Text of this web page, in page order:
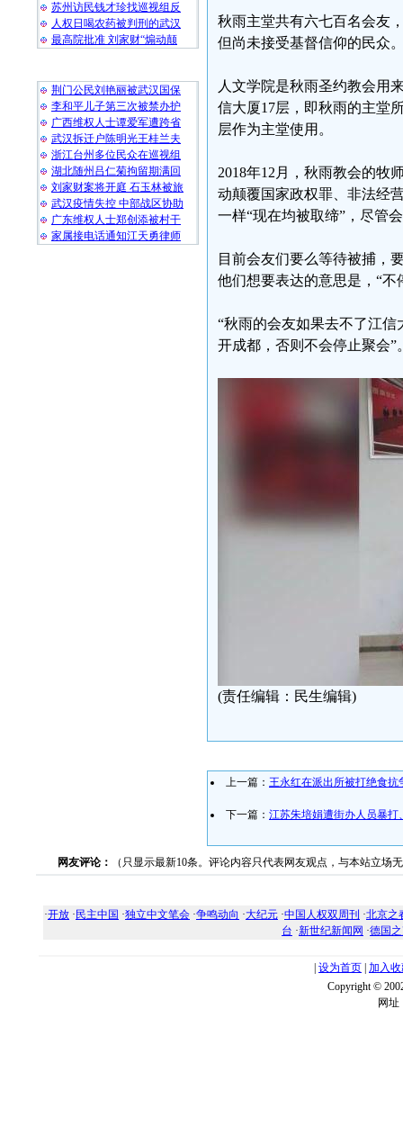
苏州访民钱才珍找巡视组反
人权日喝农药被判刑的武汉
最高院批准 刘家财“煽动颠
荆门公民刘艳丽被武汉国保
李和平儿子第三次被禁办护
广西维权人士谭爱军遭跨省
武汉拆迁户陈明光王桂兰夫
浙江台州多位民众在巡视组
湖北随州吕仁菊拘留期满回
刘家财案将开庭 石玉林被旅
武汉疫情失控 中部战区协助
广东维权人士郑创添被村干
家属接电话通知江天勇律师
秋雨主堂共有六七百名会友
但尚未接受基督信仰的民众
人文学院是秋雨圣约教会用
信大厦17层，即秋雨的主堂
层作为主堂使用。
2018年12月，秋雨教会的牧
动颠覆国家政权罪、非法经
一样“现在均被取缔”，尽管
目前会友们要么等待被捕，
他们想要表达的意思是，“不
“秋雨的会友如果去不了江
开成都，否则不会停止聚会”
(责任编辑：民生编辑)
上一篇： 王永红在派出所被打绝食抗
下一篇： 江苏朱培娟遭街办人员暴打
网友评论： （只显示最新10条。评论内容只代表网友观点，与本站立场
·开放 · 民主中国 ·独立中文笔会 ·争鸣动向 ·大纪元 ·中国人权双周刊 ·北京之
台 ·新世纪新闻网 ·德国
设为首页 加入
Copyright ©
网址